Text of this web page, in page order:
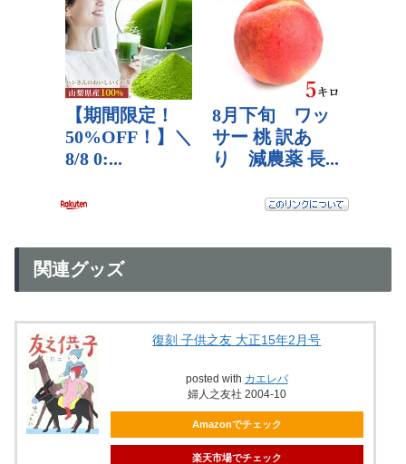
関連グッズ
復刻 子供之友 大正15年2月号
posted with カエレバ
婦人之友社 2004-10
Amazonでチェック
楽天市場でチェック